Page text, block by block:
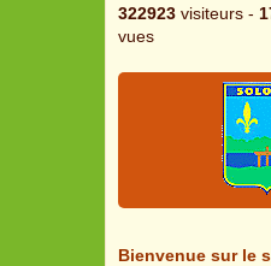
322923 visiteurs -
vues
Bienvenue sur le